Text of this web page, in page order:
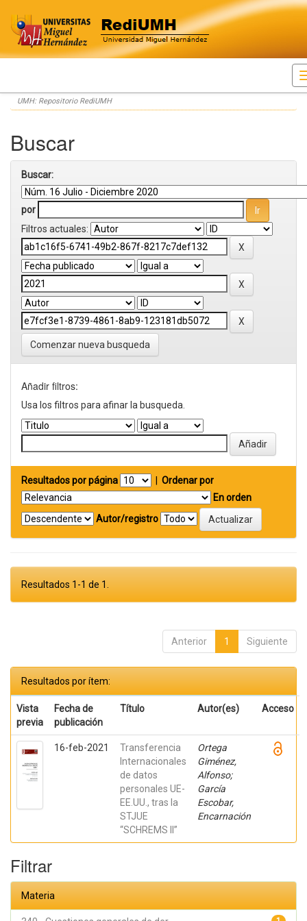
Skip
navigation
UMH: Repositorio RediUMH
Buscar
Buscar:
por
Filtros actuales:
Comenzar nueva busqueda
Añadir filtros:
Usa los filtros para afinar la busqueda.
Resultados por página
Ordenar por
En orden
Autor/registro
Resultados 1-1 de 1.
Anterior 1 Siguiente
Resultados por ítem:
Vista
previa
Fecha de
publicación
Título Autor(es) Acceso
16-feb-2021
Transferencia
Internacionales
de datos
personales UE-
EE.UU., tras la
STJUE
“SCHREMS II”
Ortega
Giménez,
Alfonso;
García
Escobar,
Encarnación
Filtrar
Materia